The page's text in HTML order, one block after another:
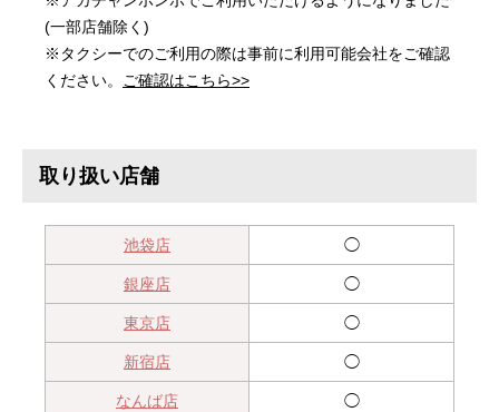
(一部店舗除く)
※タクシーでのご利用の際は事前に利用可能会社をご確認
ください。
ご確認はこちら>>
取り扱い店舗
池袋店 ◯
銀座店 ◯
東京店 ◯
新宿店 ◯
なんば店 ◯